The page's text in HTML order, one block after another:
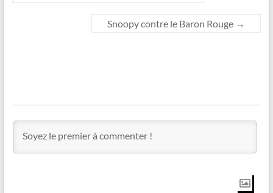
Snoopy contre le Baron Rouge →